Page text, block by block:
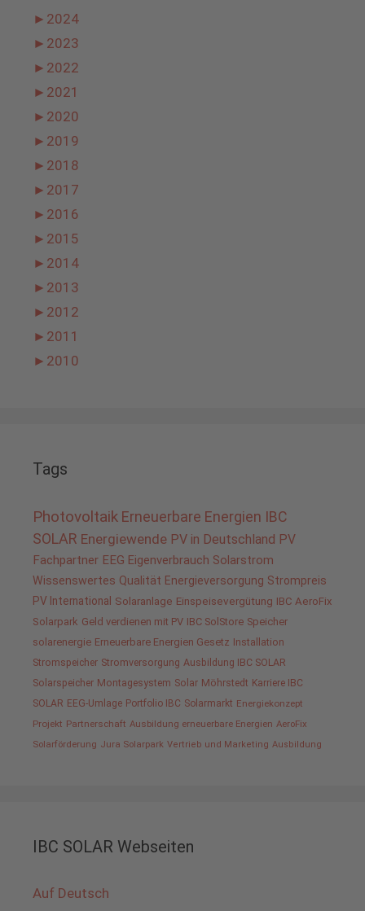
► 2024
► 2023
► 2022
► 2021
► 2020
► 2019
► 2018
► 2017
► 2016
► 2015
► 2014
► 2013
► 2012
► 2011
► 2010
Tags
Photovoltaik Erneuerbare Energien IBC
SOLAR Energiewende PV in Deutschland PV
Fachpartner EEG Eigenverbrauch Solarstrom
Wissenswertes Qualität Energieversorgung Strompreis
PV International Solaranlage Einspeisevergütung IBC AeroFix
Solarpark Geld verdienen mit PV IBC SolStore Speicher
solarenergie Erneuerbare Energien Gesetz Installation
Stromspeicher Stromversorgung Ausbildung IBC SOLAR
Solarspeicher Montagesystem Solar Möhrstedt Karriere IBC
SOLAR EEG-Umlage Portfolio IBC Solarmarkt Energiekonzept
Projekt Partnerschaft Ausbildung erneuerbare Energien AeroFix
Solarförderung Jura Solarpark Vertrieb und Marketing Ausbildung
IBC SOLAR Webseiten
Auf Deutsch